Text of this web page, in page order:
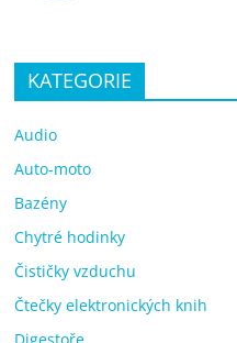
KATEGORIE
Audio
Auto-moto
Bazény
Chytré hodinky
Čističky vzduchu
Čtečky elektronických knih